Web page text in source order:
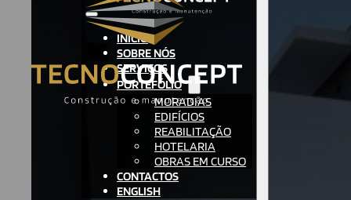
INÍCIO
SOBRE NÓS
SERVIÇOS
PORTEFÓLIO
MORADIAS
EDIFÍCIOS
REABILITAÇÃO
HOTELARIA
OBRAS EM CURSO
CONTACTOS
ENGLISH